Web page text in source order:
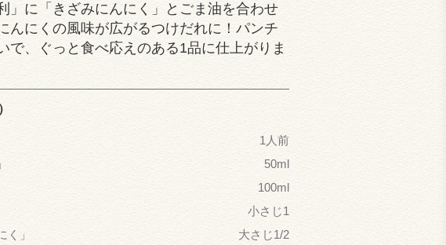
」に「きざみにんにく」とごま油を合わせ
んにくの風味が広がるつけだれに！パンチ
で、ぐっと食べ応えのある1品に仕上がりま
1人前
50ml
100ml
小さじ1
く」
大さじ1/2